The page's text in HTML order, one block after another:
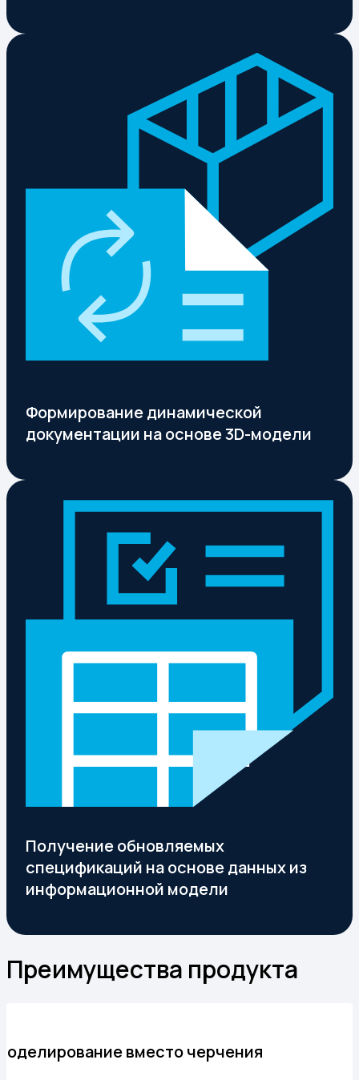
Формирование динамической
документации на основе 3D-модели
Получение обновляемых
спецификаций на основе данных из
информационной модели
Преимущества продукта
вместо черчения